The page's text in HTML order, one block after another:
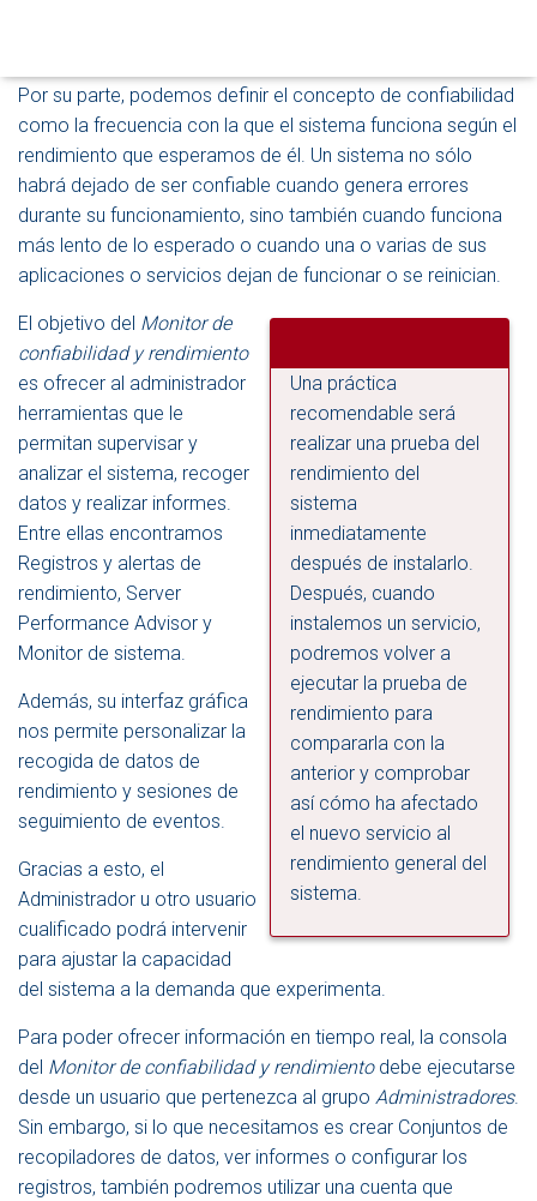
Por su parte, podemos definir el concepto de confiabilidad
como la frecuencia con la que el sistema funciona según el
rendimiento que esperamos de él. Un sistema no sólo
habrá dejado de ser confiable cuando genera errores
durante su funcionamiento, sino también cuando funciona
más lento de lo esperado o cuando una o varias de sus
aplicaciones o servicios dejan de funcionar o se reinician.
Una práctica
recomendable será
realizar una prueba del
rendimiento del
sistema
inmediatamente
después de instalarlo.
Después, cuando
instalemos un servicio,
podremos volver a
ejecutar la prueba de
rendimiento para
compararla con la
anterior y comprobar
así cómo ha afectado
el nuevo servicio al
rendimiento general del
sistema.
El objetivo del Monitor de
confiabilidad y rendimiento
es ofrecer al administrador
herramientas que le
permitan supervisar y
analizar el sistema, recoger
datos y realizar informes.
Entre ellas encontramos
Registros y alertas de
rendimiento, Server
Performance Advisor y
Monitor de sistema.
Además, su interfaz gráfica
nos permite personalizar la
recogida de datos de
rendimiento y sesiones de
seguimiento de eventos.
Gracias a esto, el
Administrador u otro usuario
cualificado podrá intervenir
para ajustar la capacidad
del sistema a la demanda que experimenta.
Para poder ofrecer información en tiempo real, la consola
del Monitor de confiabilidad y rendimientodebe ejecutarse
desde un usuario que pertenezca al grupo Administradores.
Sin embargo, si lo que necesitamos es crear Conjuntos de
recopiladores de datos, ver informes o configurar los
registros, también podremos utilizar una cuenta que